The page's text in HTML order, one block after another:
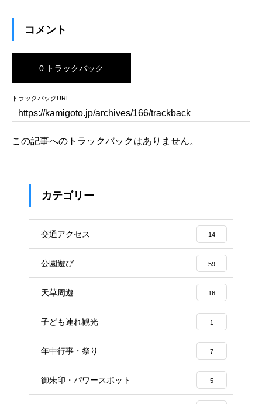
コメント
0 トラックバック
トラックバックURL
この記事へのトラックバックはありません。
カテゴリー
交通アクセス 14
公園遊び 59
天草周遊 16
子ども連れ観光 1
年中行事・祭り 7
御朱印・パワースポット 5